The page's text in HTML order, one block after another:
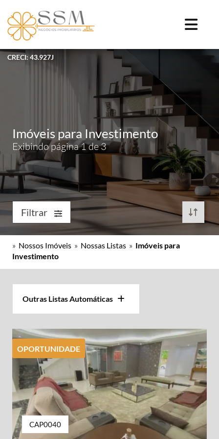
CRECI: 43.927J
Imóveis para Investimento
Exibindo página 1 de 3
Filtrar
» Nossos Imóveis » Nossas Listas » Imóveis para
Investimento
Outras Listas Automáticas
OPORTUNIDADE
CAP0040